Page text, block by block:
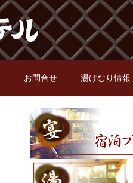
お問合せ 湯けむり情報